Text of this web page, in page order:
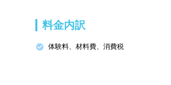
料金内訳
体験料、材料費、消費税